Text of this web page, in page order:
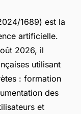
1689) est la
artificielle.
2026, il
utilisant
: formation
des
et